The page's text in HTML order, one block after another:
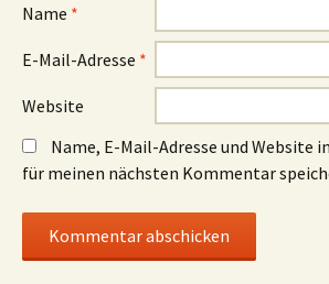
Name *
E-Mail-Adresse *
Website
Name, E-Mail-Adresse und Website
für meinen nächsten Kommentar